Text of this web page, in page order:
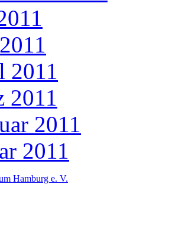
2011
2011
2011
2011
Hamburg e. V.